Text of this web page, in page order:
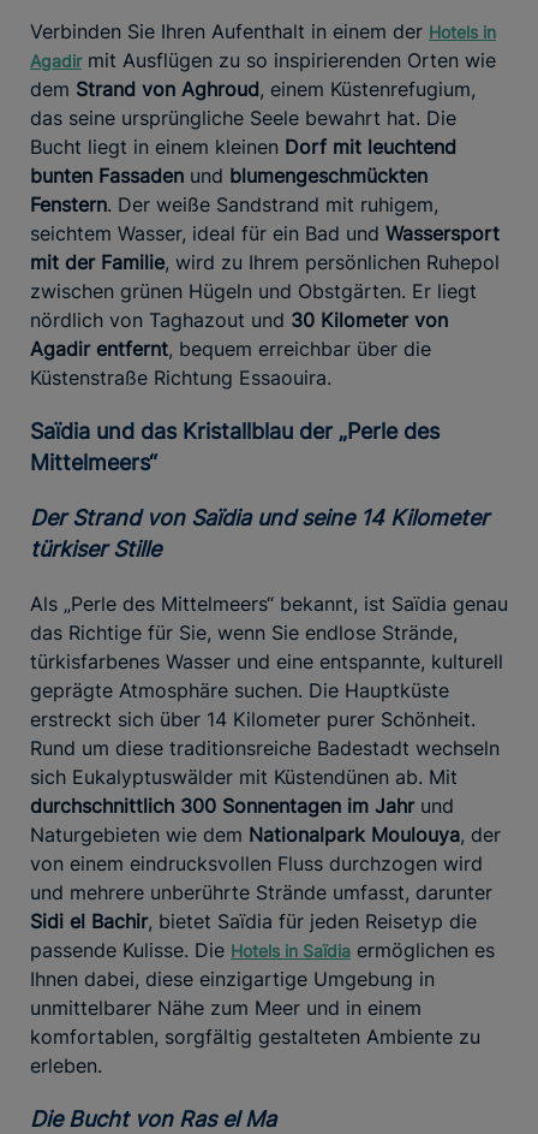
Verbinden Sie Ihren Aufenthalt in einem der Hotels in
Agadirmit Ausflügen zu so inspirierenden Orten wie
dem Strand von Aghroud, einem Küstenrefugium,
das seine ursprüngliche Seele bewahrt hat. Die
Bucht liegt in einem kleinen Dorf mit leuchtend
bunten Fassaden und blumengeschmückten
Fenstern. Der weiße Sandstrand mit ruhigem,
seichtem Wasser, ideal für ein Bad und Wassersport
mit der Familie, wird zu Ihrem persönlichen Ruhepol
zwischen grünen Hügeln und Obstgärten. Er liegt
nördlich von Taghazout und 30 Kilometer von
Agadir entfernt, bequem erreichbar über die
Küstenstraße Richtung Essaouira.
Saïdia und das Kristallblau der „Perle des
Mittelmeers“
Der Strand von Saïdia und seine 14 Kilometer
türkiser Stille
Als „Perle des Mittelmeers“ bekannt, ist Saïdia genau
das Richtige für Sie, wenn Sie endlose Strände,
türkisfarbenes Wasser und eine entspannte, kulturell
geprägte Atmosphäre suchen. Die Hauptküste
erstreckt sich über 14 Kilometer purer Schönheit.
Rund um diese traditionsreiche Badestadt wechseln
sich Eukalyptuswälder mit Küstendünen ab. Mit
durchschnittlich 300 Sonnentagen im Jahr und
Naturgebieten wie dem Nationalpark Moulouya, der
von einem eindrucksvollen Fluss durchzogen wird
und mehrere unberührte Strände umfasst, darunter
Sidi el Bachir, bietet Saïdia für jeden Reisetyp die
passende Kulisse. Die Hotels in Saïdia ermöglichen es
Ihnen dabei, diese einzigartige Umgebung in
unmittelbarer Nähe zum Meer und in einem
komfortablen, sorgfältig gestalteten Ambiente zu
erleben.
Die Bucht von Ras el Ma